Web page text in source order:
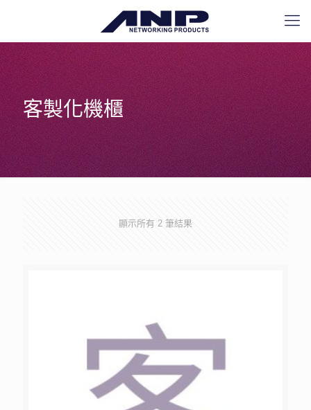
客製化機櫃
顯示所有 2 筆結果